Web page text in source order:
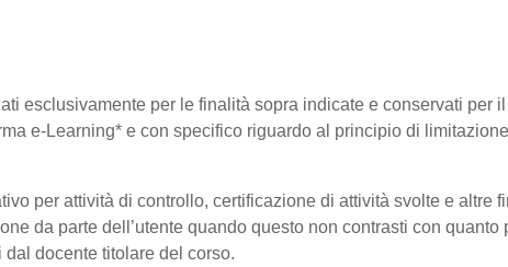
esclusivamente per le finalità sopra indicate e conservati per
e-Learning* e con specifico riguardo al principio di
per attività di controllo, certificazione di attività svolte e altre
da parte dell’utente quando questo non contrasti con quanto
docente titolare del corso.